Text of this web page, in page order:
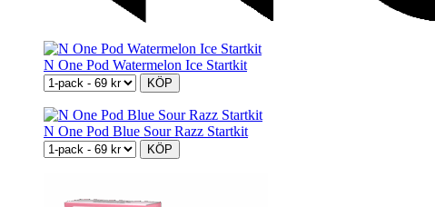
N One Pod Watermelon Ice Startkit
KÖP
N One Pod Blue Sour Razz Startkit
KÖP